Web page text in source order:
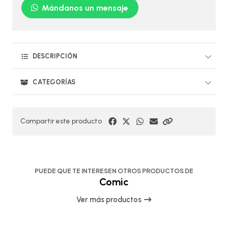
Mándanos un mensaje
DESCRIPCIÓN
CATEGORÍAS
Compartir este producto
PUEDE QUE TE INTERESEN OTROS PRODUCTOS DE
Comic
Ver más productos